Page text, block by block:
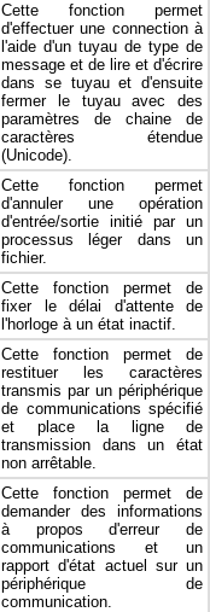
Cette fonction permet
d'effectuer une connection à
l'aide d'un tuyau de type de
message et de lire et d'écrire
dans se tuyau et d'ensuite
fermer le tuyau avec des
paramètres de chaine de
caractères étendue
(Unicode).
Cette fonction permet
d'annuler une opération
d'entrée/sortie initié par un
processus léger dans un
fichier.
Cette fonction permet de
fixer le délai d'attente de
l'horloge à un état inactif.
Cette fonction permet de
restituer les caractères
transmis par un périphérique
de communications spécifié
et place la ligne de
transmission dans un état
non arrêtable.
Cette fonction permet de
demander des informations
à propos d'erreur de
communications et un
rapport d'état actuel sur un
périphérique de
communication.